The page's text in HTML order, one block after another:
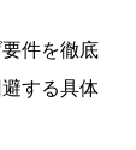
件を徹底
する具体